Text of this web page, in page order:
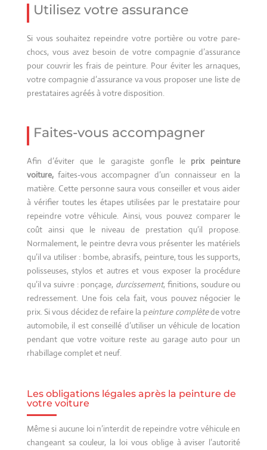
Utilisez votre assurance
Si vous souhaitez repeindre votre portière ou votre pare-
chocs, vous avez besoin de votre compagnie d’assurance
pour couvrir les frais de peinture. Pour éviter les arnaques,
votre compagnie d’assurance va vous proposer une liste de
prestataires agréés à votre disposition.
Faites-vous accompagner
Afin d’éviter que le garagiste gonfle le prix peinture
voiture,faites-vous accompagner d’un connaisseur en la
matière. Cette personne saura vous conseiller et vous aider
à vérifier toutes les étapes utilisées par le prestataire pour
repeindre votre véhicule. Ainsi, vous pouvez comparer le
coût ainsi que le niveau de prestation qu’il propose.
Normalement, le peintre devra vous présenter les matériels
qu’il va utiliser : bombe, abrasifs, peinture, tous les supports,
polisseuses, stylos et autres et vous exposer la procédure
qu’il va suivre : ponçage, durcissement, finitions, soudure ou
redressement. Une fois cela fait, vous pouvez négocier le
prix. Si vous décidez de refaire la peinture complètede votre
automobile, il est conseillé d’utiliser un véhicule de location
pendant que votre voiture reste au garage auto pour un
rhabillage complet et neuf.
Les obligations légales après la peinture de
votre voiture
Même si aucune loi n’interdit de repeindre votre véhicule en
changeant sa couleur, la loi vous oblige à aviser l’autorité